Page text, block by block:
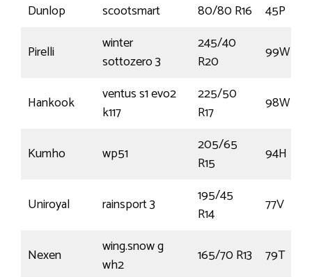
Dunlop
scootsmart 80/80 R16
45P
Pirelli
winter
sottozero 3
245/40
R20
99W
Hankook
ventus s1 evo2
k117
225/50
R17
98W
Kumho wp51
205/65
R15
94H
Uniroyal rainsport 3
195/45
R14
77V
Nexen
wing.snow g
wh2
165/70 R13 79T